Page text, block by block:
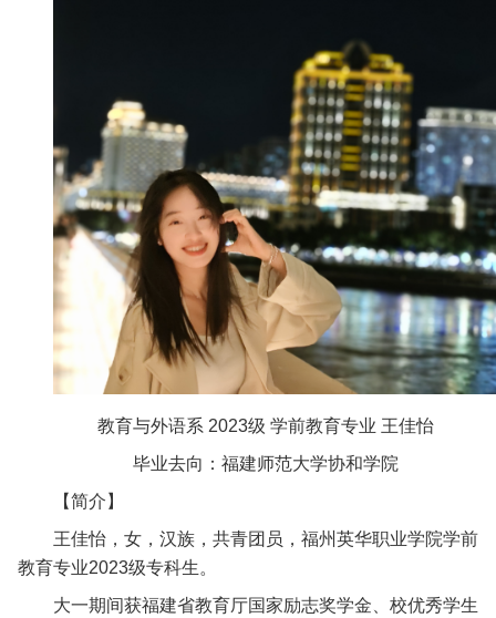
教育与外语系 2023级 学前教育专业 王佳怡
毕业去向：福建师范大学协和学院
【简介】
王佳怡，女，汉族，共青团员，福州英华职业学院学前
教育专业2023级专科生。
大一期间获福建省教育厅国家励志奖学金、校优秀学生